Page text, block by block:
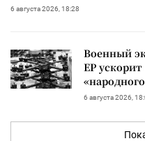
6 августа 2026, 18:28
Военный
ЕР ускорит
6 августа 2026,